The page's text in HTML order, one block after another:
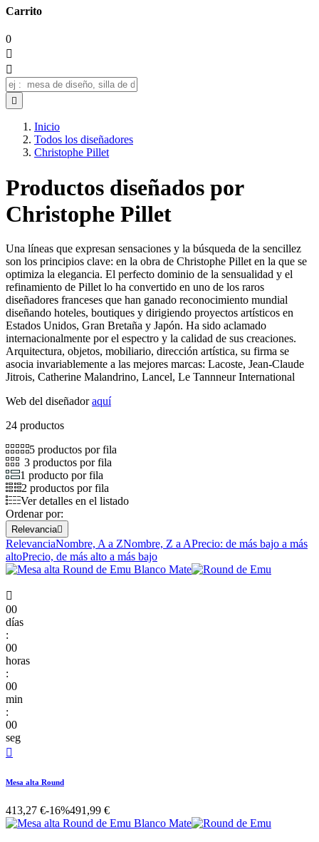
Carrito
0



Inicio
Todos los diseñadores
Christophe Pillet
Productos diseñados por
Christophe Pillet
Una líneas que expresan sensaciones y la búsqueda de la sencillez
son los principios clave: en la obra de Christophe Pillet en la que se
optimiza la elegancia. El perfecto dominio de la sensualidad y el
refinamiento de Pillet lo ha convertido en uno de los raros
diseñadores franceses que han ganado reconocimiento mundial
diseñando hoteles, boutiques y dirigiendo proyectos artísticos en
Estados Unidos, Gran Bretaña y Japón. Ha sido aclamado
internacionalmente por el espectro y la calidad de sus creaciones.
Arquitectura, objetos, mobiliario, dirección artística, su firma se
asocia invariablemente a las mejores marcas: Lacoste, Jean-Claude
Jitrois, Catherine Malandrino, Lancel, Le Tannneur International
Web del diseñadoraquí
24 productos
5 productos por fila
3 productos por fila
1 producto por fila
2 productos por fila
Ver detalles en el listado
Ordenar por:
Relevancia
RelevanciaNombre, A a ZNombre, Z a APrecio: de más bajo a más
altoPrecio, de más alto a más bajo

00
días
:
00
horas
:
00
min
:
00
seg

Mesa alta Round
413,27 €-16%491,99 €